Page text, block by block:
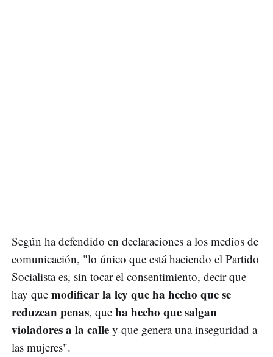
Según ha defendido en declaraciones a los medios de
comunicación, "lo único que está haciendo el Partido
Socialista es, sin tocar el consentimiento, decir que
hay que modificar la ley que ha hecho que se
reduzcan penas, que ha hecho que salgan
violadores a la calle y que genera una inseguridad a
las mujeres".